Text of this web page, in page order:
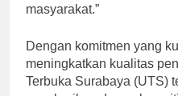
masyarakat.”
Dengan komitmen yang
meningkatkan kualitas
Terbuka Surabaya (UTS)